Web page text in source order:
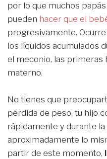
por lo que muchos
pueden hacer que el
progresivamente.
los líquidos acumulados
el meconio, las primeras
materno.
No tienes que
pérdida de peso, tu hijo
rápidamente y durante
aproximadamente lo
partir de este momento,